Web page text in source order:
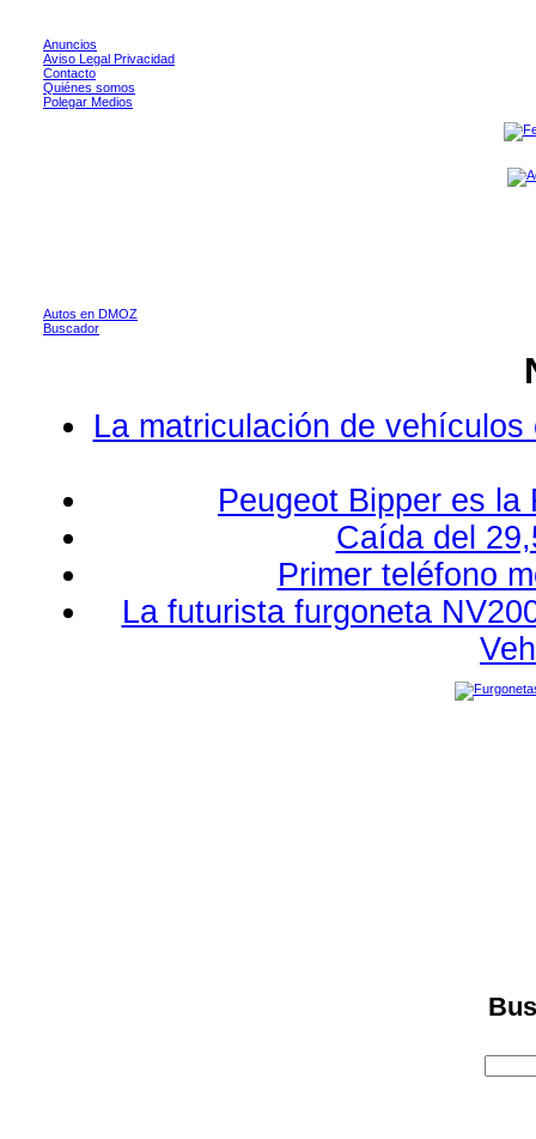
Anuncios
Aviso Legal Privacidad
Contacto
Quiénes somos
Polegar Medios
Autos en DMOZ
Buscador
La matriculación de
Peugeot Bipper es la
Caída del
Primer teléfono
La futurista furgoneta